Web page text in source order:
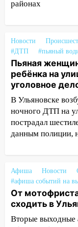
ветром
СТО на
13:35
транспорту:
сошёл с
13:22
дороги в
13:17
закончится
житель
знакомого
13:14 Ураган
проспекте
районах
Новости
#ДТП
#пьяный
Пьяная
ребёнка на
уголовное
В Ульяновске
ночного ДТП на
пострадал
данным полиции,
Афиша Новости
#афиша событий на
От
сходить в
Вторые выходные